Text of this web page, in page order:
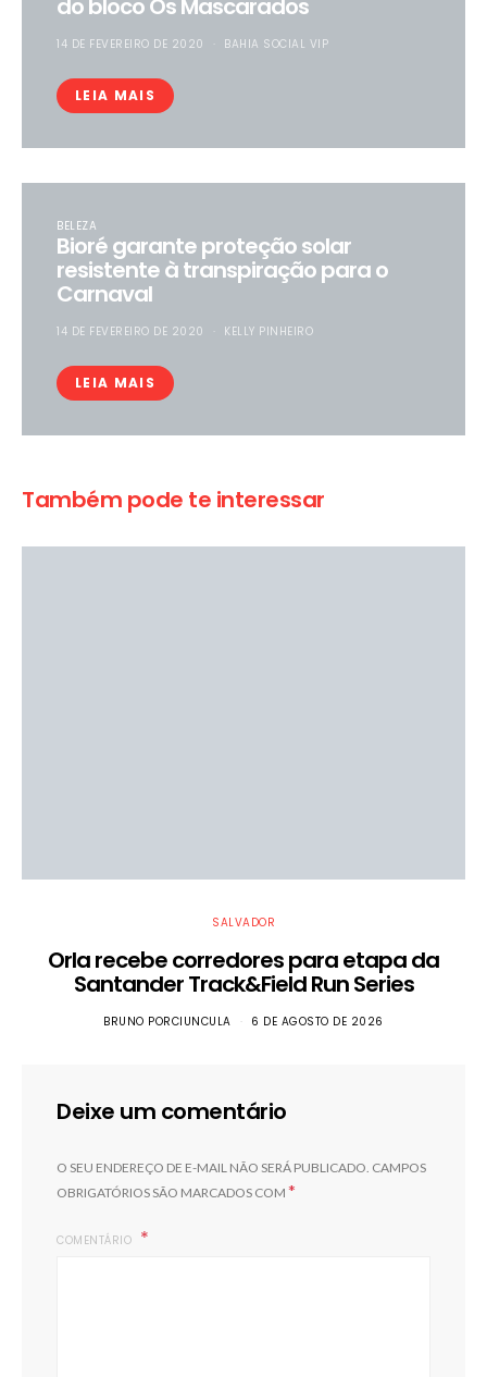
do bloco Os Mascarados
14 DE FEVEREIRO DE 2020 BAHIA SOCIAL VIP
LEIA MAIS
BELEZA
Bioré garante proteção solar
resistente à transpiração para o
Carnaval
14 DE FEVEREIRO DE 2020 KELLY PINHEIRO
LEIA MAIS
Também pode te interessar
SALVADOR
Orla recebe corredores para etapa da
Santander Track&Field Run Series
BRUNO PORCIUNCULA 6 DE AGOSTO DE 2026
Deixe um comentário
O SEU ENDEREÇO DE E-MAIL NÃO SERÁ PUBLICADO. CAMPOS
OBRIGATÓRIOS SÃO MARCADOS COM *
COMENTÁRIO